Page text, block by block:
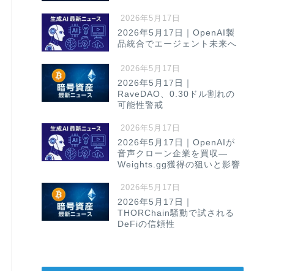
2026年5月17日
2026年5月17日｜OpenAI製
品統合でエージェント未来へ
2026年5月17日
2026年5月17日｜
RaveDAO、0.30ドル割れの
可能性警戒
2026年5月17日
2026年5月17日｜OpenAIが
音声クローン企業を買収—
Weights.gg獲得の狙いと影響
2026年5月17日
2026年5月17日｜
THORChain騒動で試される
DeFiの信頼性